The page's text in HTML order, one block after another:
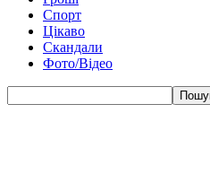
Спорт
Цікаво
Скандали
Фото/Відео